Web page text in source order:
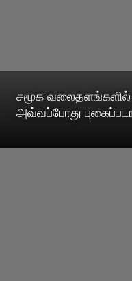
சமூக வலைதளங்களில்
அவ்வப்போது